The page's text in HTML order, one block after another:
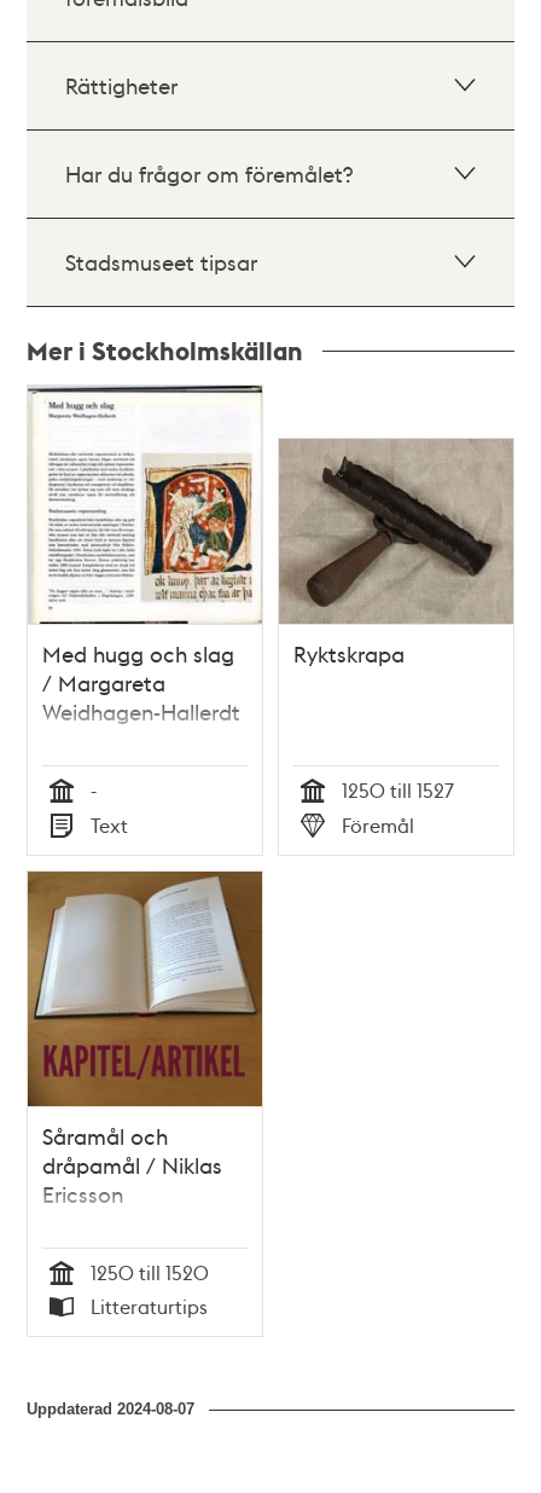
Rättigheter
Har du frågor om föremålet?
Stadsmuseet tipsar
Mer i Stockholmskällan
Relaterade
poster
och
teman
Med hugg och slag
/ Margareta
Weidhagen-Hallerdt
Tid
-
Typ
Text
Ryktskrapa
Tid
1250 till 1527
Typ
Föremål
Såramål och
dråpamål / Niklas
Ericsson
Tid
1250 till 1520
Typ
Litteraturtips
Uppdaterad2024-08-07